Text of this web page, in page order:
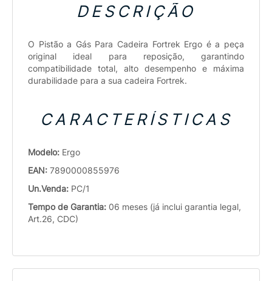
DESCRIÇÃO
O Pistão a Gás Para Cadeira Fortrek Ergo é a peça
original ideal para reposição, garantindo
compatibilidade total, alto desempenho e máxima
durabilidade para a sua cadeira Fortrek.
CARACTERÍSTICAS
Modelo: Ergo
EAN: 7890000855976
Un.Venda: PC/1
Tempo de Garantia: 06 meses (já inclui garantia legal,
Art.26, CDC)